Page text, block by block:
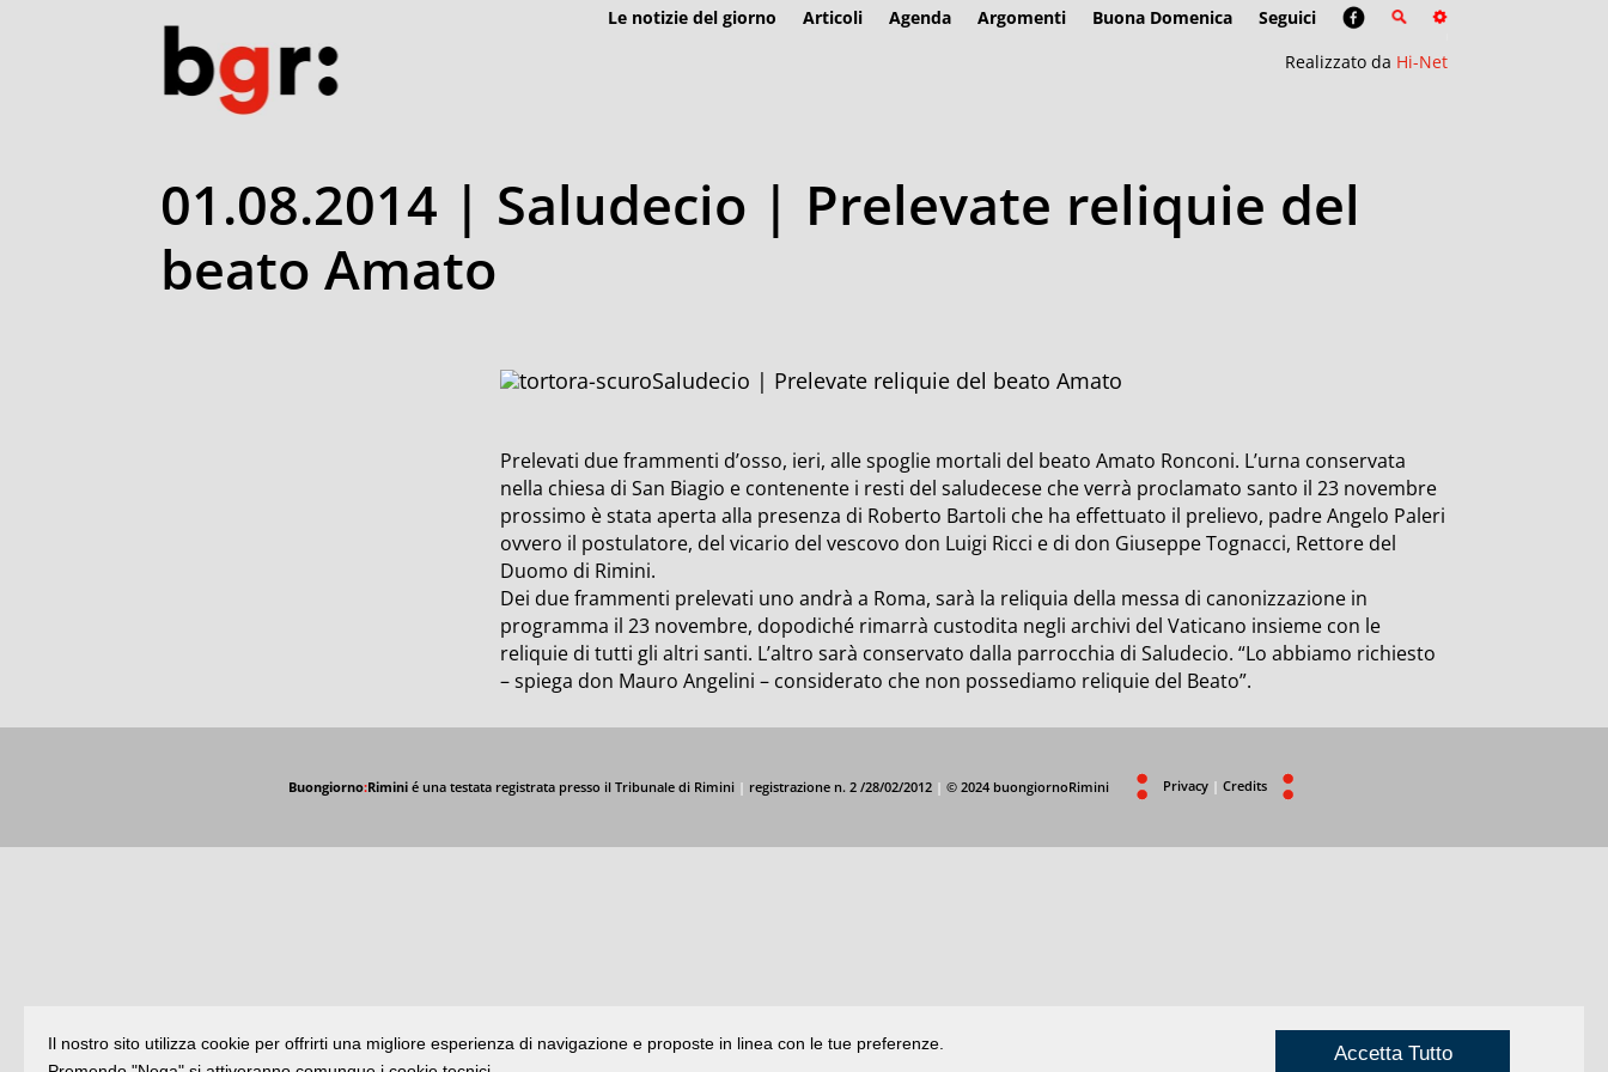
Le notizie del giorno Articoli Agenda Argomenti Buona Domenica
Seguici
Realizzato da Hi-Net
01.08.2014 | Saludecio | Prelevate reliquie del
beato Amato
Saludecio | Prelevate reliquie del beato Amato
Prelevati due frammenti d’osso, ieri, alle spoglie mortali del beato Amato Ronconi. L’urna conservata
nella chiesa di San Biagio e contenente i resti del saludecese che verrà proclamato santo il 23 novembre
prossimo è stata aperta alla presenza di Roberto Bartoli che ha effettuato il prelievo, padre Angelo Paleri
ovvero il postulatore, del vicario del vescovo don Luigi Ricci e di don Giuseppe Tognacci, Rettore del
Duomo di Rimini.
Dei due frammenti prelevati uno andrà a Roma, sarà la reliquia della messa di canonizzazione in
programma il 23 novembre, dopodiché rimarrà custodita negli archivi del Vaticano insieme con le
reliquie di tutti gli altri santi. L’altro sarà conservato dalla parrocchia di Saludecio. “Lo abbiamo richiesto
– spiega don Mauro Angelini – considerato che non possediamo reliquie del Beato”.
Buongiorno:Riminié una testata registrata presso il Tribunale di Rimini | registrazione n. 2 /28/02/2012 | © 2024 buongiornoRimini Privacy | Credits
Il nostro sito utilizza cookie per offrirti una migliore esperienza di navigazione e proposte in linea con le tue preferenze.
Accetta Tutto